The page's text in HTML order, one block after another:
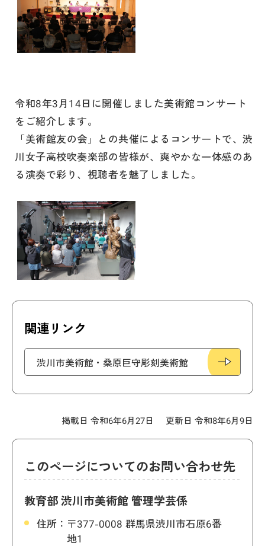
令和8年3月14日に開催しました美術館コンサート
をご紹介します。
「美術館友の会」との共催によるコンサートで、渋
川女子高校吹奏楽部の皆様が、爽やかな一体感のあ
る演奏で彩り、視聴者を魅了しました。
関連リンク
渋川市美術館・桑原巨守彫刻美術館
掲載日 令和6年6月27日 更新日 令和8年6月9日
このページについてのお問い合わせ先
教育部 渋川市美術館 管理学芸係
住所： 〒377-0008 群馬県渋川市石原6番
地1